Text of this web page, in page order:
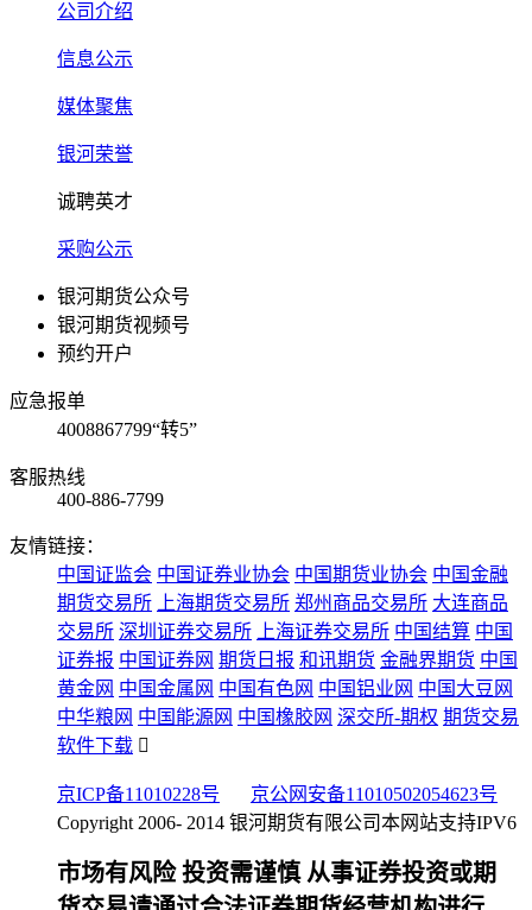
公司介绍
信息公示
媒体聚焦
银河荣誉
诚聘英才
采购公示
银河期货公众号
银河期货视频号
预约开户
应急报单
4008867799“转5”
客服热线
400-886-7799
友情链接：
中国证监会 中国证券业协会 中国期货业协会 中国金融
期货交易所 上海期货交易所 郑州商品交易所 大连商品
交易所 深圳证券交易所 上海证券交易所 中国结算 中国
证券报 中国证券网 期货日报 和讯期货 金融界期货 中国
黄金网 中国金属网 中国有色网 中国铝业网 中国大豆网
中华粮网 中国能源网 中国橡胶网 深交所-期权 期货交易
软件下载
京ICP备11010228号
京公网安备11010502054623号
Copyright 2006- 2014 银河期货有限公司 本网站支持IPV6
市场有风险 投资需谨慎 从事证券投资或期